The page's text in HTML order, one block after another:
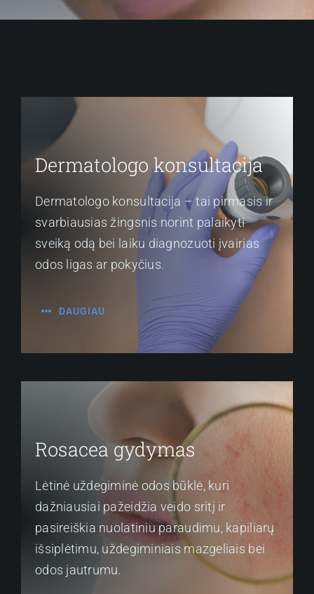
Dermatologo konsultacija
Dermatologo konsultacija – tai pirmasis ir
svarbiausias žingsnis norint palaikyti
sveiką odą bei laiku diagnozuoti įvairias
odos ligas ar pokyčius.
DAUGIAU
Rosacea gydymas
Lėtinė uždegiminė odos būklė, kuri
dažniausiai pažeidžia veido sritį ir
pasireiškia nuolatiniu paraudimu, kapiliarų
išsiplėtimu, uždegiminiais mazgeliais bei
odos jautrumu.